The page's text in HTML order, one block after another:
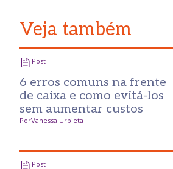
Veja também
Post
6 erros comuns na frente
de caixa e como evitá-los
sem aumentar custos
PorVanessa Urbieta
Post